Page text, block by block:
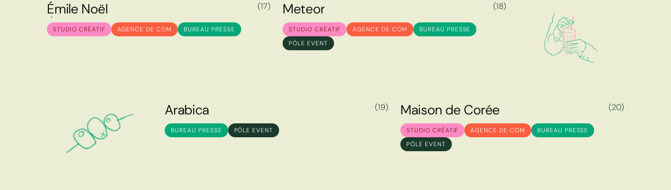
É
É
m
m
i
i
l
l
e
e
N
N
o
o
ë
ë
l
l
STUDIO CRÉATIF AGENCE DE COM BUREAU PRESSE
(17)
M
M
e
e
t
t
e
e
o
o
r
r
STUDIO CRÉATIF AGENCE DE COM
BUREAU PRESSE
PÔLE EVENT
(18)
A
A
r
r
a
a
b
b
i
i
c
c
a
a
BUREAU PRESSE PÔLE EVENT
(19)
M
M
a
a
i
i
s
s
o
o
n
n
d
d
e
e
C
C
o
o
r
r
é
é
e
e
STUDIO CRÉATIF AGENCE DE COM
BUREAU PRESSE
PÔLE EVENT
(20)